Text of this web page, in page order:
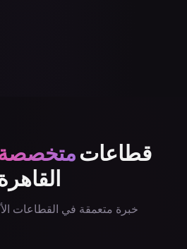
قطاعات
خبرة متعمقة في القطاعات